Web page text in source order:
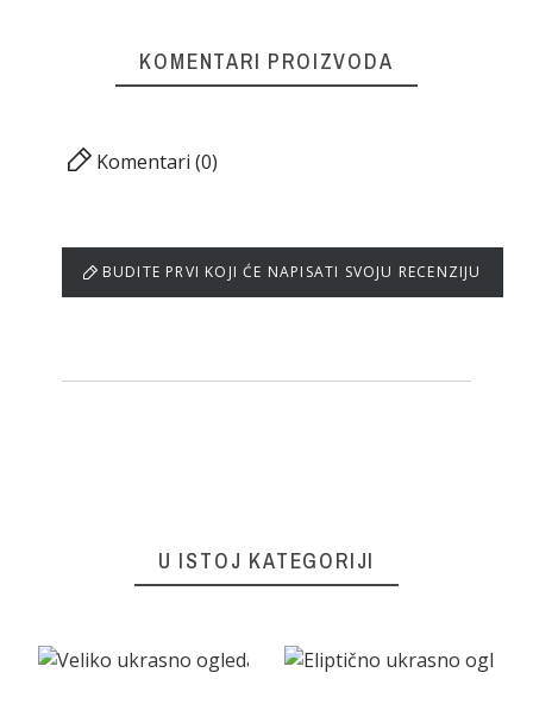
KOMENTARI PROIZVODA
Komentari (0)
BUDITE PRVI KOJI ĆE NAPISATI SVOJU RECENZIJU
U ISTOJ KATEGORIJI